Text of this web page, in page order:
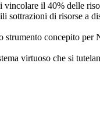
il 40% delle
sottrazioni di risorse a
strumento concepito
virtuoso che si